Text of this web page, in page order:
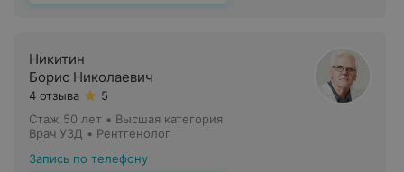
УЗИ плода при беременности;
УЗИ щитовидной железы;
УЗИ сосудов: вен и артерий;
УЗИ органов малого таза;
Никитин
Борис Николаевич
4 отзыва
5
Стаж 50 лет • Высшая категория
Врач УЗД • Рентгенолог
Запись по телефону